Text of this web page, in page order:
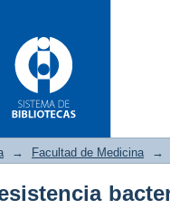
→ Facultad de Medicina →